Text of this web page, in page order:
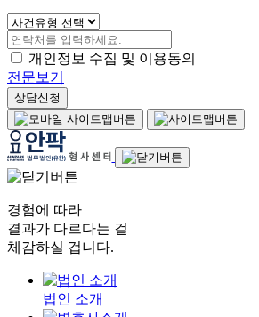
개인정보 수집 및 이용동의
전문보기
상담신청
경험에 따라
결과가 다르다는 걸
체감하실 겁니다.
법인 소개